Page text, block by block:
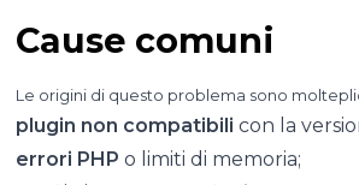
Cause comuni
Le origini di questo problema sono
plugin non compatibili con la
errori PHP o limiti di memoria;